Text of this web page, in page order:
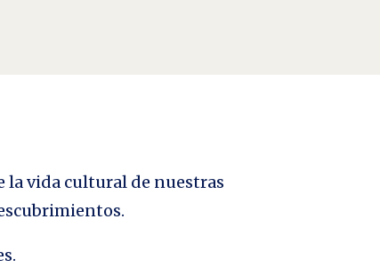
la vida cultural de nuestras